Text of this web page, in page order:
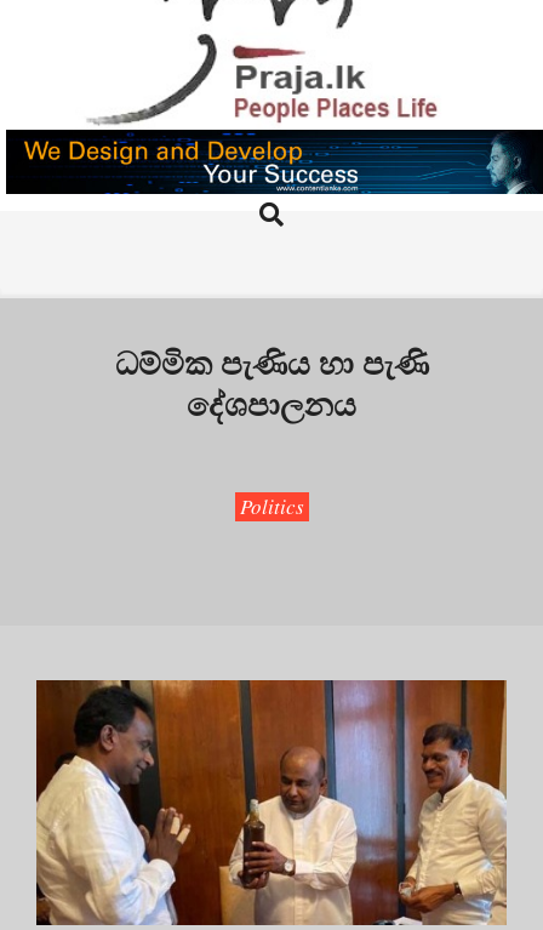
PRAJA.LK
Search
ධම්මික පැණිය හා පැණි
දේශපාලනය
Politics